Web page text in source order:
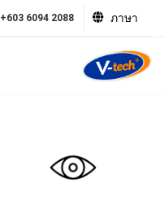
+603 6094 2088 ภาษา